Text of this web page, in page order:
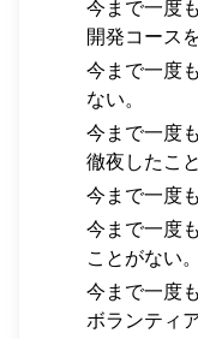
今まで一度
開発コース
今まで一度
ない。
今まで一度
徹夜したこ
今まで一度
今まで一度
ことがない。
今まで一度
ボランティ